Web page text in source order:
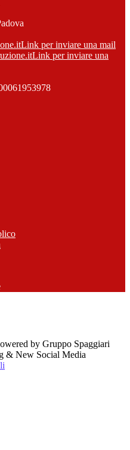
Link per inviare una mail
Link per inviare una
by Gruppo Spaggiari
& New Social Media